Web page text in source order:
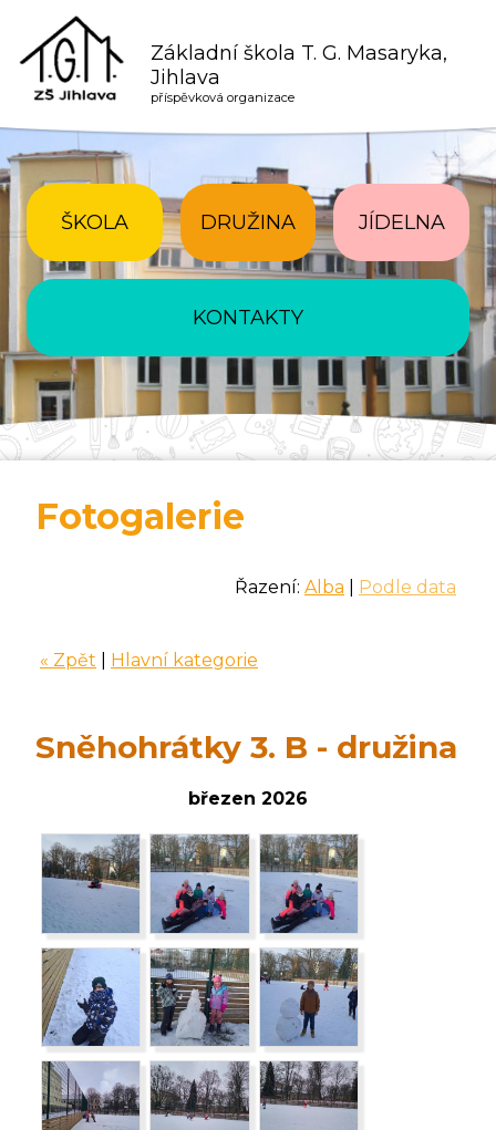
Základní škola T. G. Masaryka,
Jihlava
příspěvková organizace
ŠKOLA DRUŽINA JÍDELNA
KONTAKTY
Fotogalerie
Řazení: Alba Podle data
« Zpět Hlavní kategorie
Sněhohrátky 3. B - družina
březen 2026